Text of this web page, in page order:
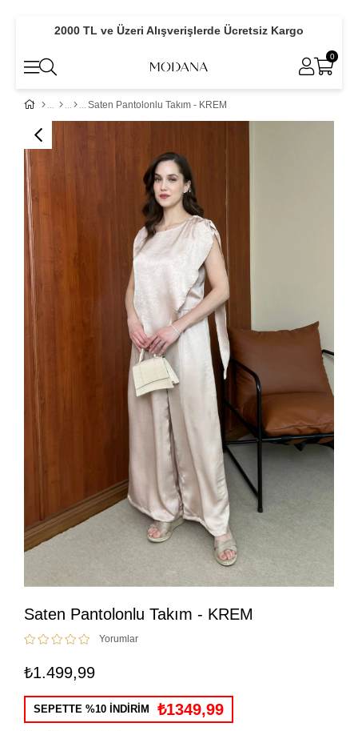
2000 TL ve Üzeri Alışverişlerde Ücretsiz Kargo
0
Saten Pantolonlu Takım - KREM
Saten Pantolonlu Takım - KREM
Yorumlar
₺1.499,99
SEPETTE %10 İNDİRİM ₺1349,99